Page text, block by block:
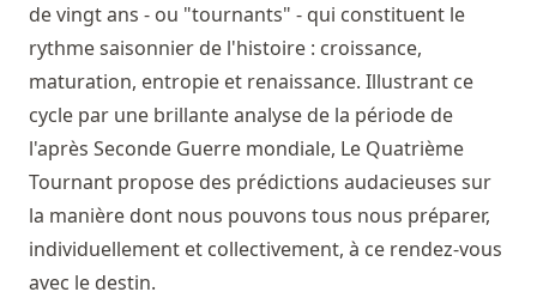
de vingt ans - ou "tournants" - qui constituent le
rythme saisonnier de l'histoire : croissance,
maturation, entropie et renaissance. Illustrant ce
cycle par une brillante analyse de la période de
l'après Seconde Guerre mondiale, Le Quatrième
Tournant propose des prédictions audacieuses sur
la manière dont nous pouvons tous nous préparer,
individuellement et collectivement, à ce rendez-vous
avec le destin.